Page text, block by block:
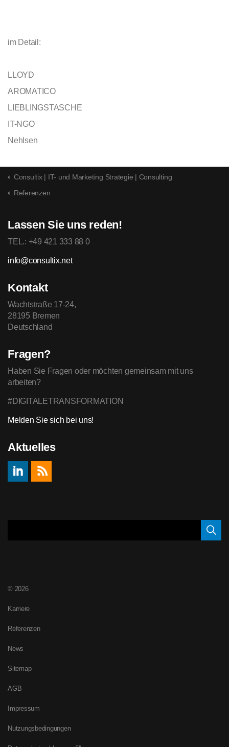
im Detail:
LLOYD
AROMATICO
LIEBLINGSTASCHE
IT-NGO
Nehlsen
Consultix | IT- und Marketing Strategie | Consulting
Referenzen
Lassen Sie uns reden!
TEL.: +49 421 333 88 0
info@consultix.net
Kontakt
Wachtstraße 17-24,
28195 Bremen
Deutschland
Fragen?
Haben Sie Fragen oder möchten gemeinsam mit uns
arbeiten?
#DIGITALETRANSFORMATION
Melden Sie sich bei uns!
Aktuelles
© 2026
Karriere
Referenzen
News
Sitemap
AGB
Impressum
Nutzungsbedingungen